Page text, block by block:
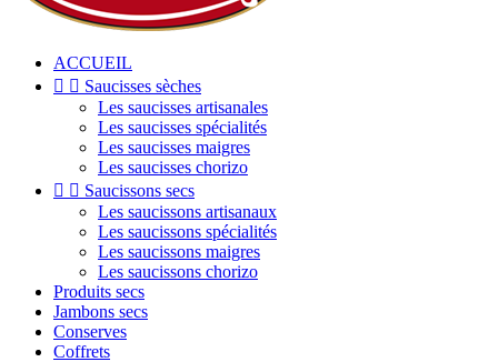
ACCUEIL
  Saucisses sèches
Les saucisses artisanales
Les saucisses spécialités
Les saucisses maigres
Les saucisses chorizo
  Saucissons secs
Les saucissons artisanaux
Les saucissons spécialités
Les saucissons maigres
Les saucissons chorizo
Produits secs
Jambons secs
Conserves
Coffrets